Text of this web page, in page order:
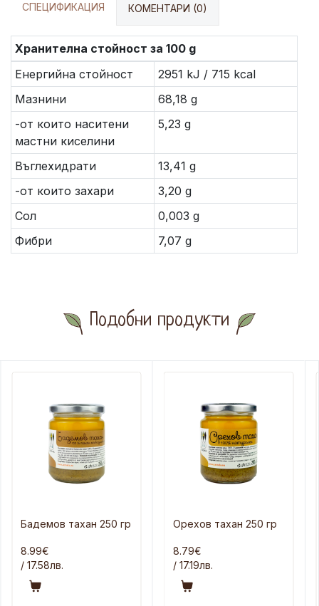
СПЕЦИФИКАЦИЯ КОМЕНТАРИ (0)
Хранителна стойност за 100 g
Енергийна стойност
2951 kJ / 715 kcal
Мазнини
68,18 g
-от които наситени
мастни киселини
5,23 g
Въглехидрати
13,41 g
-от които захари
3,20 g
Сол
0,003 g
Фибри
7,07 g
Подобни продукти
Бадемов тахан 250 гр
8.99€
/ 17.58лв.
Орехов тахан 250 гр
8.79€
/ 17.19лв.